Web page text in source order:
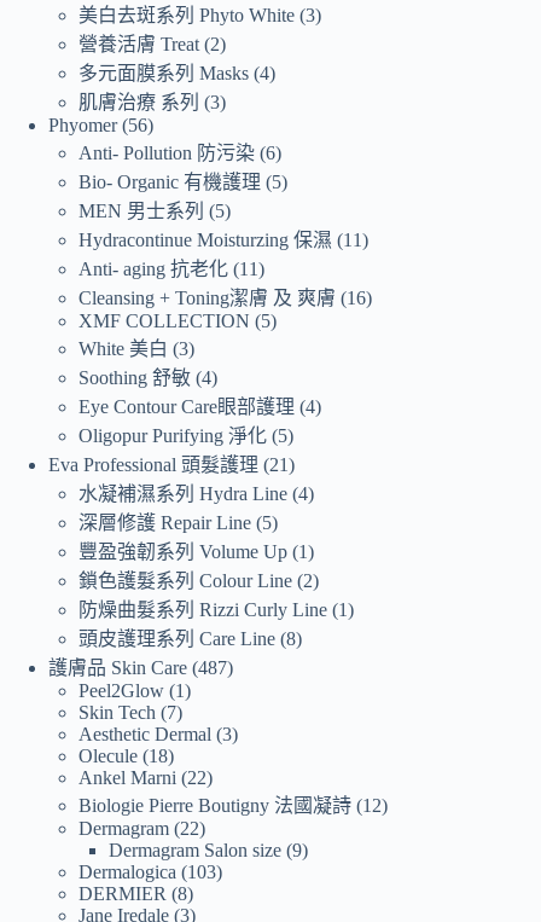
美白去斑系列 Phyto White 3
營養活膚 Treat 2
多元面膜系列 Masks 4
肌膚治療 系列
3
Phyomer 56
Anti- Pollution 防污染 6
Bio- Organic 有機護理
5
MEN 男士系列
5
Hydracontinue Moisturzing 保濕
11
Anti- aging 抗老化 11
Cleansing + Toning潔膚 及 爽膚
16
XMF COLLECTION
5
White 美白
3
Soothing 舒敏 4
Eye Contour Care眼部護理 4
Oligopur Purifying 淨化 5
Eva Professional 頭髮護理
21
水凝補濕系列 Hydra Line 4
深層修護 Repair Line 5
豐盈強韌系列 Volume Up 1
鎖色護髮系列 Colour Line 2
防燥曲髮系列 Rizzi Curly Line 1
頭皮護理系列 Care Line 8
護膚品 Skin Care 487
Peel2Glow 1
Skin Tech
7
Aesthetic Dermal 3
Olecule 18
Ankel Marni
22
Biologie Pierre Boutigny 法國凝詩 12
Dermagram 22
Dermagram Salon size 9
Dermalogica
103
DERMIER
8
Jane Iredale 3